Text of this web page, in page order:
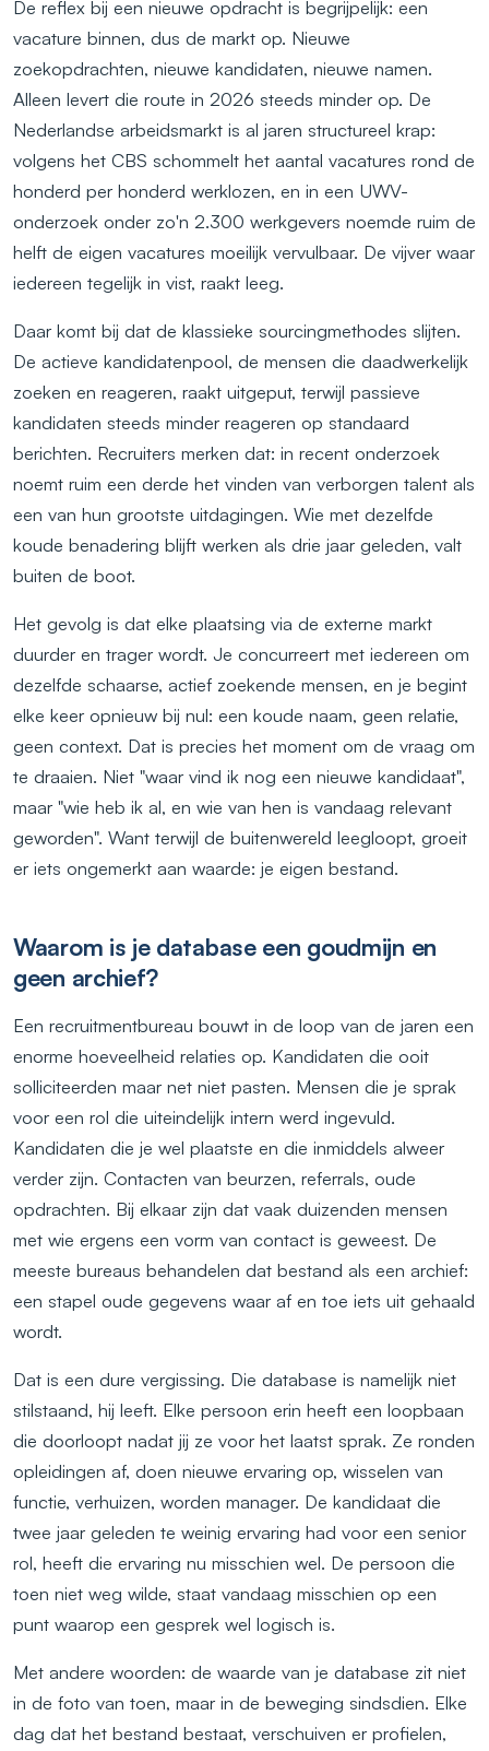
De reflex bij een nieuwe opdracht is begrijpelijk: een
vacature binnen, dus de markt op. Nieuwe
zoekopdrachten, nieuwe kandidaten, nieuwe namen.
Alleen levert die route in 2026 steeds minder op. De
Nederlandse arbeidsmarkt is al jaren structureel krap:
volgens het CBS schommelt het aantal vacatures rond de
honderd per honderd werklozen, en in een UWV-
onderzoek onder zo'n 2.300 werkgevers noemde ruim de
helft de eigen vacatures moeilijk vervulbaar. De vijver waar
iedereen tegelijk in vist, raakt leeg.
Daar komt bij dat de klassieke sourcingmethodes slijten.
De actieve kandidatenpool, de mensen die daadwerkelijk
zoeken en reageren, raakt uitgeput, terwijl passieve
kandidaten steeds minder reageren op standaard
berichten. Recruiters merken dat: in recent onderzoek
noemt ruim een derde het vinden van verborgen talent als
een van hun grootste uitdagingen. Wie met dezelfde
koude benadering blijft werken als drie jaar geleden, valt
buiten de boot.
Het gevolg is dat elke plaatsing via de externe markt
duurder en trager wordt. Je concurreert met iedereen om
dezelfde schaarse, actief zoekende mensen, en je begint
elke keer opnieuw bij nul: een koude naam, geen relatie,
geen context. Dat is precies het moment om de vraag om
te draaien. Niet "waar vind ik nog een nieuwe kandidaat",
maar "wie heb ik al, en wie van hen is vandaag relevant
geworden". Want terwijl de buitenwereld leegloopt, groeit
er iets ongemerkt aan waarde: je eigen bestand.
Waarom is je database een goudmijn en
geen archief?
Een recruitmentbureau bouwt in de loop van de jaren een
enorme hoeveelheid relaties op. Kandidaten die ooit
solliciteerden maar net niet pasten. Mensen die je sprak
voor een rol die uiteindelijk intern werd ingevuld.
Kandidaten die je wel plaatste en die inmiddels alweer
verder zijn. Contacten van beurzen, referrals, oude
opdrachten. Bij elkaar zijn dat vaak duizenden mensen
met wie ergens een vorm van contact is geweest. De
meeste bureaus behandelen dat bestand als een archief:
een stapel oude gegevens waar af en toe iets uit gehaald
wordt.
Dat is een dure vergissing. Die database is namelijk niet
stilstaand, hij leeft. Elke persoon erin heeft een loopbaan
die doorloopt nadat jij ze voor het laatst sprak. Ze ronden
opleidingen af, doen nieuwe ervaring op, wisselen van
functie, verhuizen, worden manager. De kandidaat die
twee jaar geleden te weinig ervaring had voor een senior
rol, heeft die ervaring nu misschien wel. De persoon die
toen niet weg wilde, staat vandaag misschien op een
punt waarop een gesprek wel logisch is.
Met andere woorden: de waarde van je database zit niet
in de foto van toen, maar in de beweging sindsdien. Elke
dag dat het bestand bestaat, verschuiven er profielen,